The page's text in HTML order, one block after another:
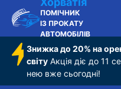
ПОМІЧНИК
ІЗ ПРОКАТУ
АВТОМОБІЛІВ
Знижка до 20% на
світу Акція діє до 11
нею вже сьогодні!